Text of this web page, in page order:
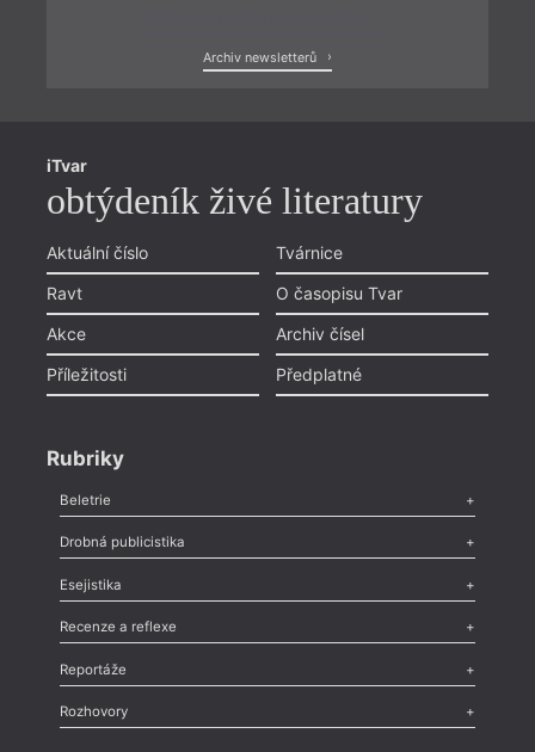
Archiv newsletterů
iTvar
obtýdeník živé literatury
Aktuální číslo
Ravt
Akce
Příležitosti
Tvárnice
O časopisu Tvar
Archiv čísel
Předplatné
Rubriky
Beletrie
Poezie,Próza,Dokumenty
Drobná publicistika
Odlesk
Nekrolog,Glosa,Sloupek,Pozvánka,Literární soutěž,
Esejistika
Esej ,Pádlo,Úvaha
Recenze a reflexe
Recenze
Méně slov o próze,Celá rubrika
Reportáže
Literární zítřky
Celá rubrika
Rozhovory